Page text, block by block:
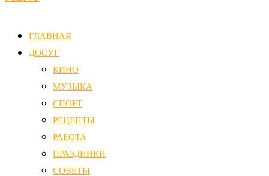
ГЛАВНАЯ
ДОСУГ
КИНО
МУЗЫКА
СПОРТ
РЕЦЕПТЫ
РАБОТА
ПРАЗДНИКИ
СОВЕТЫ